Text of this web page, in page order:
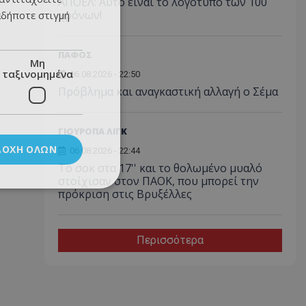
χρόνων!
ΠΑΦΟΣ
06.08.2026 - 22:50
Πρόβλημα και αναγκαστική αλλαγή ο Σέμα
ΓΙΟΥΡΟΠΑ ΛΙΓΚ
06.08.2026 - 22:44
Το σοκ στα 17'' και το θολωμένο μυαλό
στοίχισαν στον ΠΑΟΚ, που μπορεί την
πρόκριση στις Βρυξέλλες
Περισσότερα
στιγμή
Μη
ταξινομημένα
ΌΛΩΝ